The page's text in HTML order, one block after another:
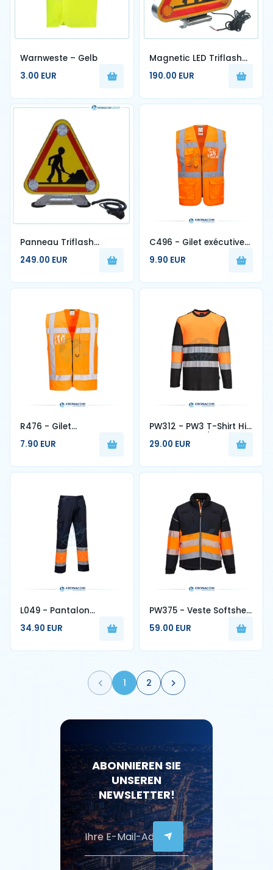
Warnweste – Gelb
3.00 EUR
Magnetic LED Triflash
Panel AK5 500mm -
Temporary Worksite
190.00 EUR
Panneau Triflash
Magnetique 2 Faces
LED AK5
249.00 EUR
C496 - Gilet exécutive
maille Madrid
9.90 EUR
R476 - Gilet
Multipoches haute-
visibilité RWS
7.90 EUR
PW312 - PW3 T-Shirt Hi-
Vis Classe 1 L/S
29.00 EUR
L049 - Pantalon
combat Hi-Vis Bicolore
34.90 EUR
PW375 - Veste Softshell
PW3 Haute Visibilité
Classe 1
59.00 EUR
1 2
ABONNIEREN SIE
UNSEREN
NEWSLETTER!